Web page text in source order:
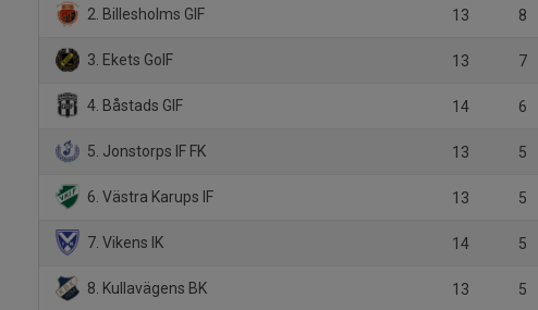
2. Billesholms GIF 13 8
3. Ekets GoIF 13 7
4. Båstads GIF 14 6
5. Jonstorps IF FK 13 5
6. Västra Karups IF 13 5
7. Vikens IK 14 5
8. Kullavägens BK 13 5